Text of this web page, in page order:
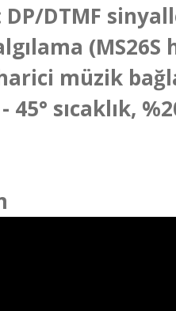
DP/DTMF
(MS26S
müzik
sıcaklık,